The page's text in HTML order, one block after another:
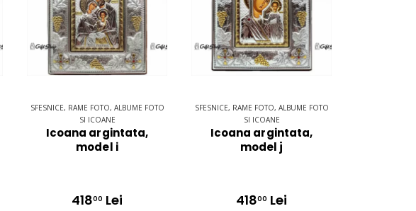
SFESNICE, RAME FOTO, ALBUME FOTO
SI ICOANE
Icoana argintata,
model i
41800 Lei
SFESNICE, RAME FOTO, ALBUME FOTO
SI ICOANE
Icoana argintata,
model j
41800 Lei